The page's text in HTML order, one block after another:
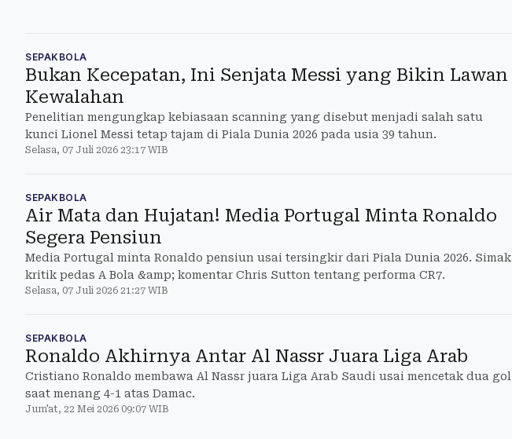
SEPAKBOLA
Bukan Kecepatan, Ini Senjata Messi yang Bikin Lawan
Kewalahan
Penelitian mengungkap kebiasaan scanning yang disebut menjadi salah satu
kunci Lionel Messi tetap tajam di Piala Dunia 2026 pada usia 39 tahun.
Selasa, 07 Juli 2026 23:17 WIB
SEPAKBOLA
Air Mata dan Hujatan! Media Portugal Minta Ronaldo
Segera Pensiun
Media Portugal minta Ronaldo pensiun usai tersingkir dari Piala Dunia 2026. Simak
kritik pedas A Bola &amp; komentar Chris Sutton tentang performa CR7.
Selasa, 07 Juli 2026 21:27 WIB
SEPAKBOLA
Ronaldo Akhirnya Antar Al Nassr Juara Liga Arab
Cristiano Ronaldo membawa Al Nassr juara Liga Arab Saudi usai mencetak dua gol
saat menang 4-1 atas Damac.
Jum'at, 22 Mei 2026 09:07 WIB